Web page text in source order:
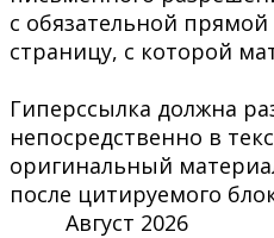
с обязательной
страницу, с которой
Гиперссылка должна
непосредственно в
оригинальный
после цитируемого
Август 2026